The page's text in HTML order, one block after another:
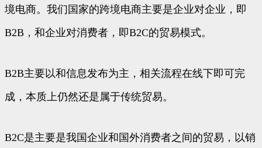
境电商。我们国家的跨境电商主要是企业对企业，即
B2B，和企业对消费者，即B2C的贸易模式。
B2B主要以和信息发布为主，相关流程在线下即可完
成，本质上仍然还是属于传统贸易。
B2C是主要是我国企业和国外消费者之间的贸易，以销